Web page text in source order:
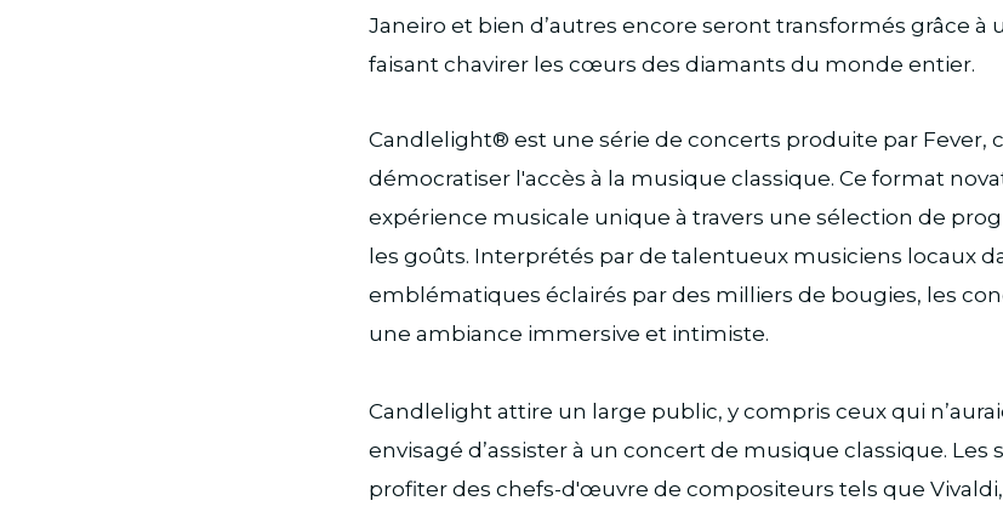
Janeiro et bien d’autres encore seront transformés grâce à
faisant chavirer les cœurs des diamants du monde entier.
Candlelight® est une série de concerts produite par Fever,
démocratiser l'accès à la musique classique. Ce format
expérience musicale unique à travers une sélection de
les goûts. Interprétés par de talentueux musiciens locaux
emblématiques éclairés par des milliers de bougies, les
une ambiance immersive et intimiste.
Candlelight attire un large public, y compris ceux qui
envisagé d’assister à un concert de musique classique.
profiter des chefs-d'œuvre de compositeurs tels que